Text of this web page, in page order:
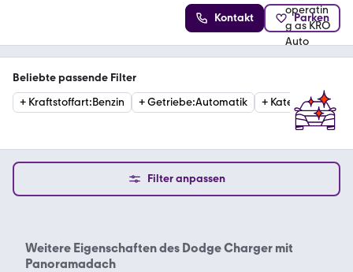
Kontakt Parken
Beliebte passende Filter
+ Kraftstoffart:Benzin +Getriebe:Automatik + Kategorie:
Filter anpassen
Weitere Eigenschaften des Dodge Charger mit
Panoramadach